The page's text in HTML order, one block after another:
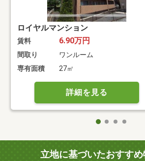
ロイヤルマンション
賃料 6.90万円
間取り
ワンルーム
専有面積
27㎡
詳細を見る
立地に基づいたおすす